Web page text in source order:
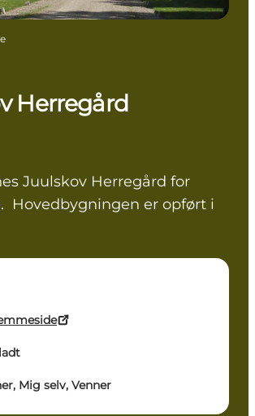
Herregård
Juulskov Herregård for
Hovedbygningen er opført i
Mig selv, Venner